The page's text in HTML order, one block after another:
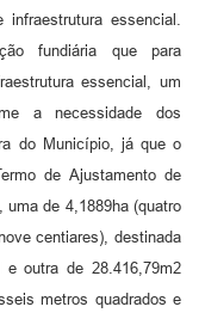
essencial.
fundiária que para
essencial, um
a necessidade dos
do Município, já que o
de Ajustamento de
uma de 4,1889ha (quatro
centiares), destinada
outra de 28.416,79m2
metros quadrados e